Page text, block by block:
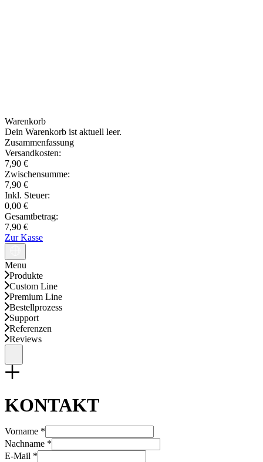
Warenkorb
Dein Warenkorb ist aktuell leer.
Zusammenfassung
Versandkosten:
7,90 €
Zwischensumme:
7,90 €
Inkl. Steuer:
0,00 €
Gesamtbetrag:
7,90 €
Zur Kasse
Menu
Produkte
Custom Line
Premium Line
Bestellprozess
Support
Referenzen
Reviews
KONTAKT
Vorname *
Nachname *
E-Mail *